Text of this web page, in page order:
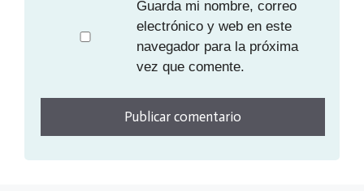
Guarda mi nombre, correo
electrónico y web en este
navegador para la próxima
vez que comente.